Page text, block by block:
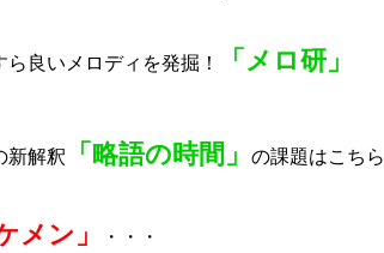
良いメロディを発掘！ 「メロ研」
解釈 「略語の時間」 の課題はこちら
メン」 ・・・